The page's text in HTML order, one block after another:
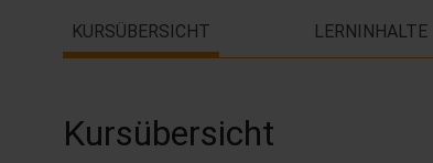
KURSÜBERSICHT LERNINHALTE
Kursübersicht